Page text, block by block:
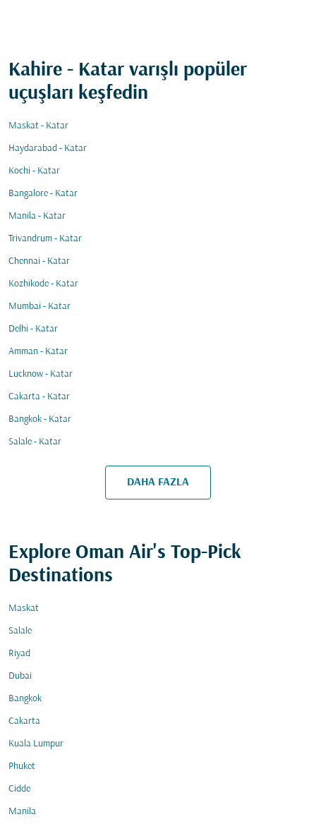
Kahire - Katar varışlı popüler
uçuşları keşfedin
Maskat - Katar
Haydarabad - Katar
Kochi - Katar
Bangalore - Katar
Manila - Katar
Trivandrum - Katar
Chennai - Katar
Kozhikode - Katar
Mumbai - Katar
Delhi - Katar
Amman - Katar
Lucknow - Katar
Cakarta - Katar
Bangkok - Katar
Salale - Katar
DAHA FAZLA
Explore Oman Air's Top-Pick
Destinations
Maskat
Salale
Riyad
Dubai
Bangkok
Cakarta
Kuala Lumpur
Phuket
Cidde
Manila